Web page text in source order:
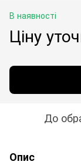
В наявності
Ціну
До
Опис